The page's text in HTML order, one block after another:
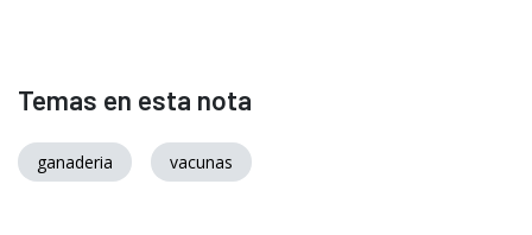
Temas en esta nota
ganaderia vacunas